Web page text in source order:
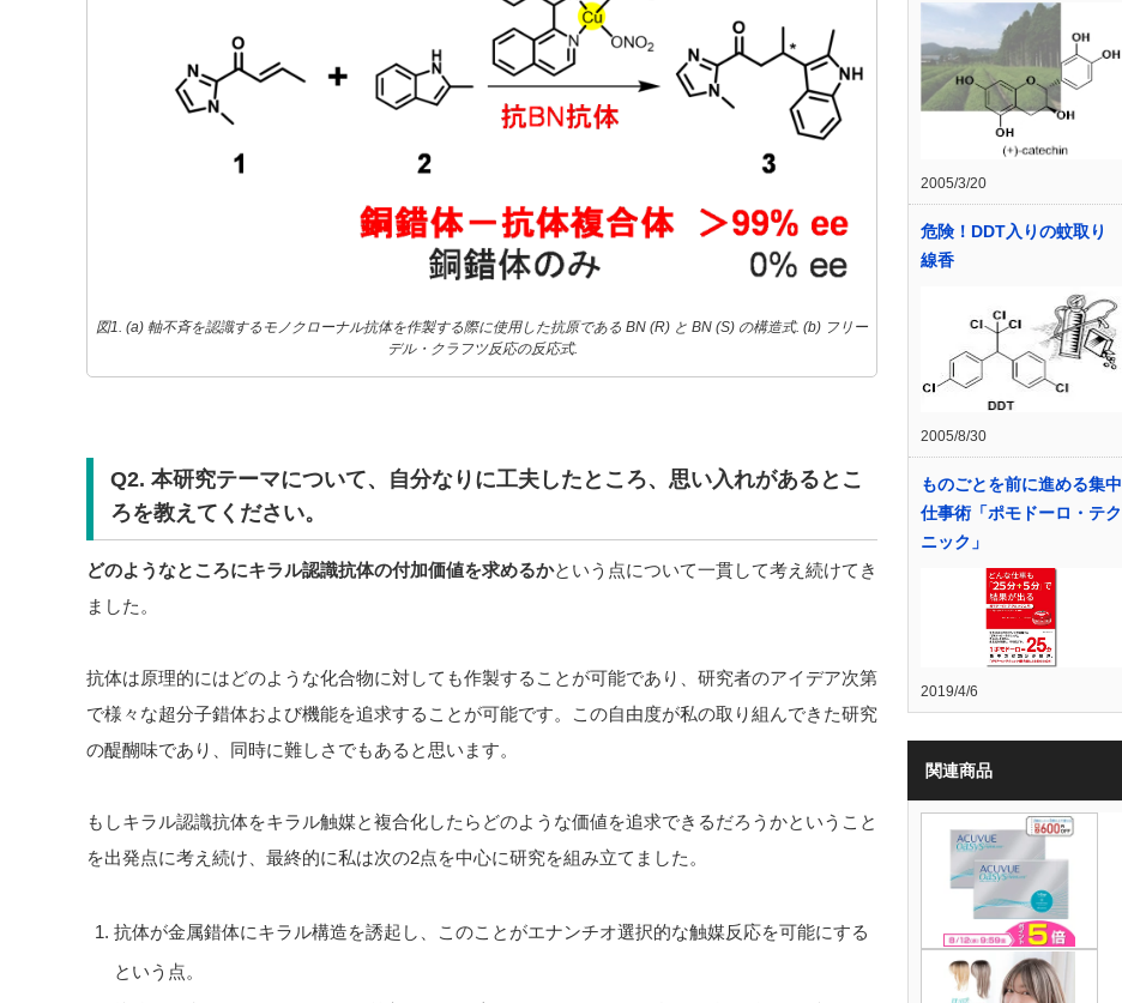
図1. (a) 軸不斉を認識するモノクローナル抗体を作製する際に使用した抗原である BN (R) と BN (S) の構造式. (b) フリー
デル・クラフツ反応の反応式.
Q2. 本研究テーマについて、自分なりに工夫したところ、思い入れがあるとこ
ろを教えてください。
どのようなところにキラル認識抗体の付加価値を求めるかという点について一貫して考え続けてき
ました。
抗体は原理的にはどのような化合物に対しても作製することが可能であり、研究者のアイデア次第
で様々な超分子錯体および機能を追求することが可能です。この自由度が私の取り組んできた研究
の醍醐味であり、同時に難しさでもあると思います。
もしキラル認識抗体をキラル触媒と複合化したらどのような価値を追求できるだろうかということ
を出発点に考え続け、最終的に私は次の2点を中心に研究を組み立てました。
抗体が金属錯体にキラル構造を誘起し、このことがエナンチオ選択的な触媒反応を可能にする
という点。
2005/3/20
危険！DDT入りの蚊取り
線香
2005/8/30
ものごとを前に進める集中
仕事術「ポモドーロ・テク
ニック」
2019/4/6
関連商品